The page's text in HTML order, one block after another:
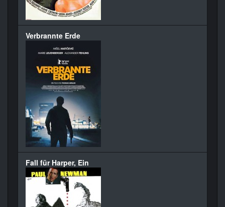
Verbrannte Erde
Fall für Harper, Ein